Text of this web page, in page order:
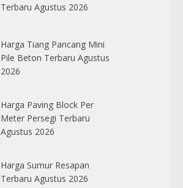
Terbaru Agustus 2026
Harga Tiang Pancang Mini
Pile Beton Terbaru Agustus
2026
Harga Paving Block Per
Meter Persegi Terbaru
Agustus 2026
Harga Sumur Resapan
Terbaru Agustus 2026